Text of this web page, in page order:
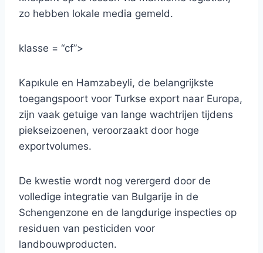
zo hebben lokale media gemeld.
klasse = “cf”>
Kapıkule en Hamzabeyli, de belangrijkste
toegangspoort voor Turkse export naar Europa,
zijn vaak getuige van lange wachtrijen tijdens
piekseizoenen, veroorzaakt door hoge
exportvolumes.
De kwestie wordt nog verergerd door de
volledige integratie van Bulgarije in de
Schengenzone en de langdurige inspecties op
residuen van pesticiden voor
landbouwproducten.